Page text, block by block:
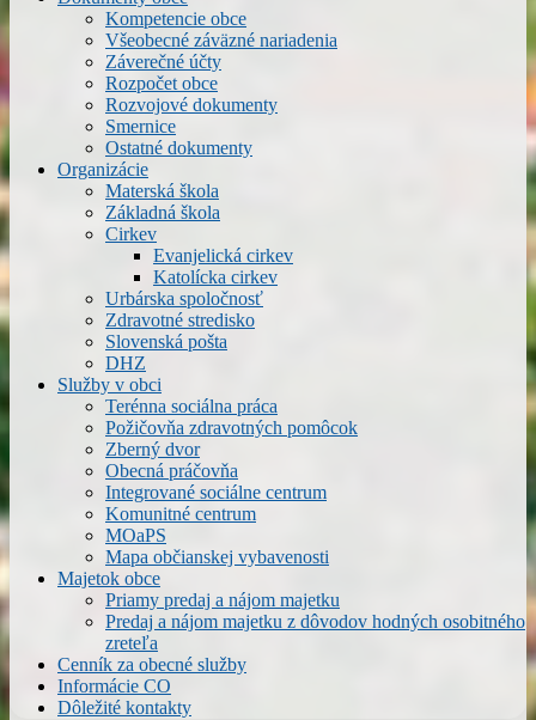
Kompetencie obce
Všeobecné záväzné nariadenia
Záverečné účty
Rozpočet obce
Rozvojové dokumenty
Smernice
Ostatné dokumenty
Organizácie
Materská škola
Základná škola
Cirkev
Evanjelická cirkev
Katolícka cirkev
Urbárska spoločnosť
Zdravotné stredisko
Slovenská pošta
DHZ
Služby v obci
Terénna sociálna práca
Požičovňa zdravotných pomôcok
Zberný dvor
Obecná práčovňa
Integrované sociálne centrum
Komunitné centrum
MOaPS
Mapa občianskej vybavenosti
Majetok obce
Priamy predaj a nájom majetku
Predaj a nájom majetku z dôvodov hodných osobitného
zreteľa
Cenník za obecné služby
Informácie CO
Dôležité kontakty